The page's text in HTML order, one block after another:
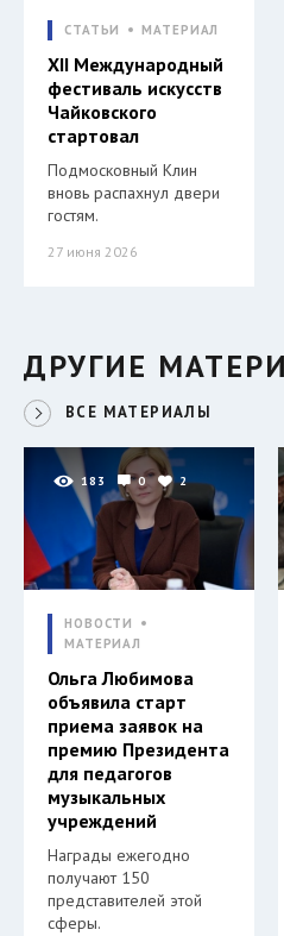
СТАТЬИ МАТЕРИАЛ
XII Международный
фестиваль искусств
Чайковского
стартовал
Подмосковный Клин
вновь распахнул двери
гостям.
27 июня 2026
ДРУГИЕ
ВСЕ МАТЕРИАЛЫ
183 0 2
НОВОСТИ
МАТЕРИАЛ
Ольга Любимова
объявила старт
приема заявок на
премию Президента
для педагогов
музыкальных
учреждений
Награды ежегодно
получают 150
представителей этой
сферы.